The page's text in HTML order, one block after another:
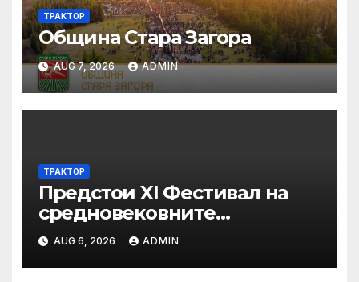
ТРАКТОР
Община Стара Загора
AUG 7, 2026 ADMIN
ТРАКТОР
Предстои XI Фестивал на
средновековните
традиции, бит и култура
„Калето
AUG 6, 2026 ADMIN